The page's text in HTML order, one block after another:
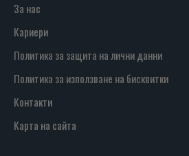
За нас
Кариери
Политика за защита на лични данни
Политика за използване на бисквитки
Контакти
Карта на сайта